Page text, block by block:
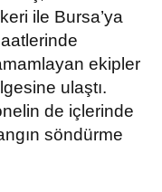
ile Bursa’ya
ekipler
ulaştı.
de içlerinde
söndürme